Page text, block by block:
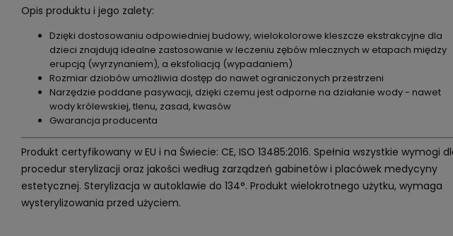
Opis produktu i jego zalety:
Dzięki dostosowaniu odpowiedniej budowy, wielokolorowe kleszcze ekstrakcyjne dla
dzieci znajdują idealne zastosowanie w leczeniu zębów mlecznych w etapach między
erupcją (wyrzynaniem), a eksfoliacją (wypadaniem)
Rozmiar dziobów umożliwia dostęp do nawet ograniczonych przestrzeni
Narzędzie poddane pasywacji, dzięki czemu jest odporne na działanie wody - nawet
wody królewskiej, tlenu, zasad, kwasów
Gwarancja producenta
Produkt certyfikowany w EU i na Świecie: CE, ISO 13485:2016. Spełnia wszystkie wymogi
procedur sterylizacji oraz jakości według zarządzeń gabinetów i placówek medycyny
estetycznej. Sterylizacja w autoklawie do 134°. Produkt wielokrotnego użytku, wymaga
wysterylizowania przed użyciem.